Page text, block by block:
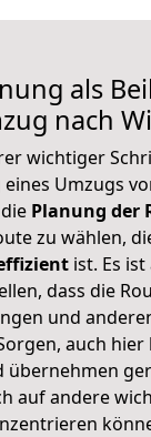
als
nach
wichtiger
Umzugs
Planung der
zu wählen,
ist. Es ist
dass die
und
auch
übernehmen
auf andere